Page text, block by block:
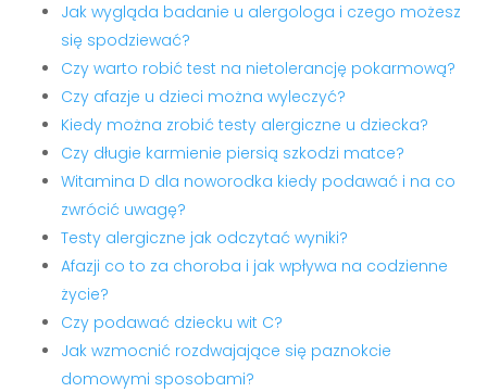
Jak wygląda badanie u alergologa i czego możesz
się spodziewać?
Czy warto robić test na nietolerancję pokarmową?
Czy afazje u dzieci można wyleczyć?
Kiedy można zrobić testy alergiczne u dziecka?
Czy długie karmienie piersią szkodzi matce?
Witamina D dla noworodka kiedy podawać i na co
zwrócić uwagę?
Testy alergiczne jak odczytać wyniki?
Afazji co to za choroba i jak wpływa na codzienne
życie?
Czy podawać dziecku wit C?
Jak wzmocnić rozdwajające się paznokcie
domowymi sposobami?